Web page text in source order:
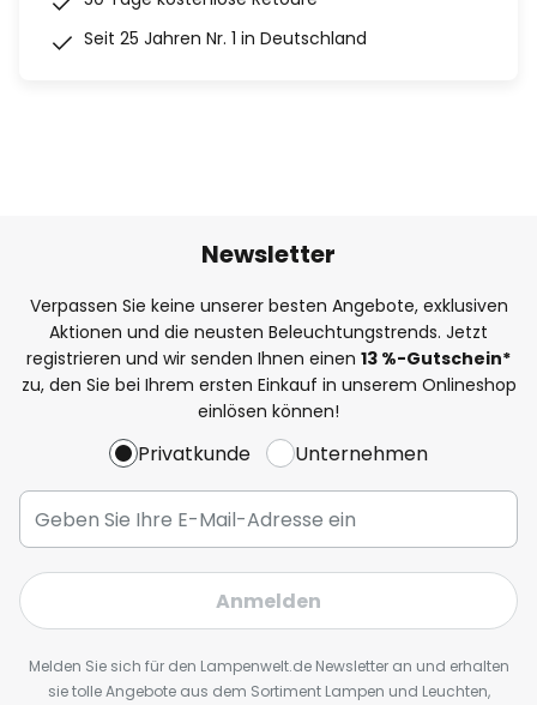
Seit 25 Jahren Nr. 1 in Deutschland
Newsletter
Verpassen Sie keine unserer besten Angebote, exklusiven
Aktionen und die neusten Beleuchtungstrends. Jetzt
registrieren und wir senden Ihnen einen 13 %-Gutschein*
zu, den Sie bei Ihrem ersten Einkauf in unserem Onlineshop
einlösen können!
Privatkunde Unternehmen
Anmelden
Melden Sie sich für den Lampenwelt.de Newsletter an und erhalten
sie tolle Angebote aus dem Sortiment Lampen und Leuchten,